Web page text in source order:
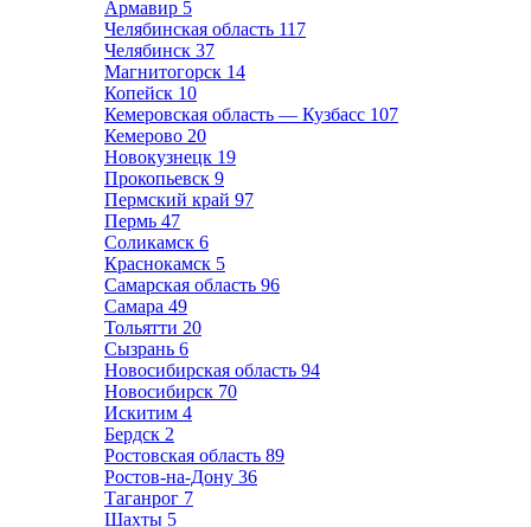
Армавир 5
Челябинская область 117
Челябинск 37
Магнитогорск 14
Копейск 10
Кемеровская область — Кузбасс 107
Кемерово 20
Новокузнецк 19
Прокопьевск 9
Пермский край 97
Пермь 47
Соликамск 6
Краснокамск 5
Самарская область 96
Самара 49
Тольятти 20
Сызрань 6
Новосибирская область 94
Новосибирск 70
Искитим 4
Бердск 2
Ростовская область 89
Ростов-на-Дону 36
Таганрог 7
Шахты 5